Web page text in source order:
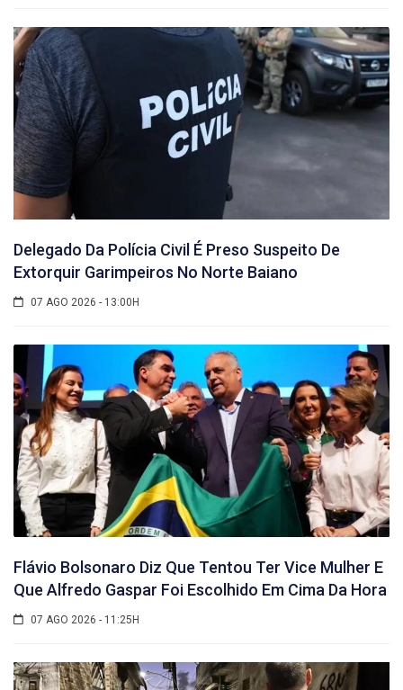
Delegado Da Polícia Civil É Preso Suspeito De
Extorquir Garimpeiros No Norte Baiano
07 AGO 2026 - 13:00H
Flávio Bolsonaro Diz Que Tentou Ter Vice Mulher E
Que Alfredo Gaspar Foi Escolhido Em Cima Da Hora
07 AGO 2026 - 11:25H